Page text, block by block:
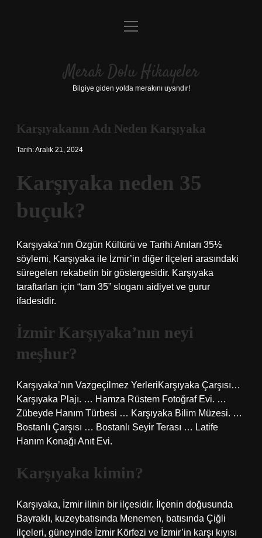
Anasayfa
Yasal Uyarı
menüyü
Merak Dolu Hikayeler
Bilgiye giden yolda merakını uyandır!
Karşıyakanın Adı Neden Karşıyaka
Tarih: Aralık 21, 2024
Karşıyaka neden 35
buçuk?
Karşıyaka’nın Özgün Kültürü ve Tarihi Anıları 35½
söylemi, Karşıyaka ile İzmir’in diğer ilçeleri arasındaki
süregelen rekabetin bir göstergesidir. Karşıyaka
taraftarları için “tam 35” sloganı aidiyet ve gurur
ifadesidir.
İzmir Karşıyaka’nın neyi
meşhur?
Karşıyaka’nın Vazgeçilmez YerleriKarşıyaka Çarşısı…
Karşıyaka Plajı. … Hamza Rüstem Fotoğraf Evi. …
Zübeyde Hanım Türbesi … Karşıyaka Bilim Müzesi. …
Bostanlı Çarşısı … Bostanlı Seyir Terası … Latife
Hanım Konağı Anıt Evi.
Karşıyaka kimin?
Karşıyaka, İzmir ilinin bir ilçesidir. İlçenin doğusunda
Bayraklı, kuzeybatısında Menemen, batısında Çiğli
ilçeleri, güneyinde İzmir Körfezi ve İzmir’in karşı kıyısı